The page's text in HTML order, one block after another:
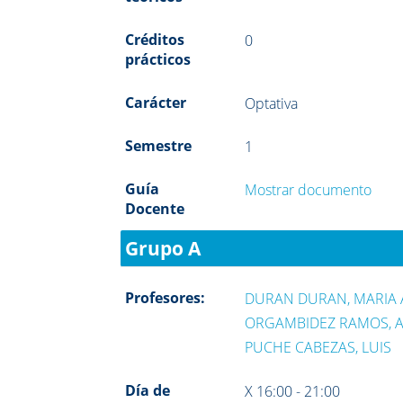
Créditos
prácticos
0
Carácter Optativa
Semestre 1
Guía
Docente
Mostrar documento
Grupo A
Profesores:
DURAN DURAN, MARIA
ORGAMBIDEZ RAMOS,
PUCHE CABEZAS, LUIS
Día de
X 16:00 - 21:00